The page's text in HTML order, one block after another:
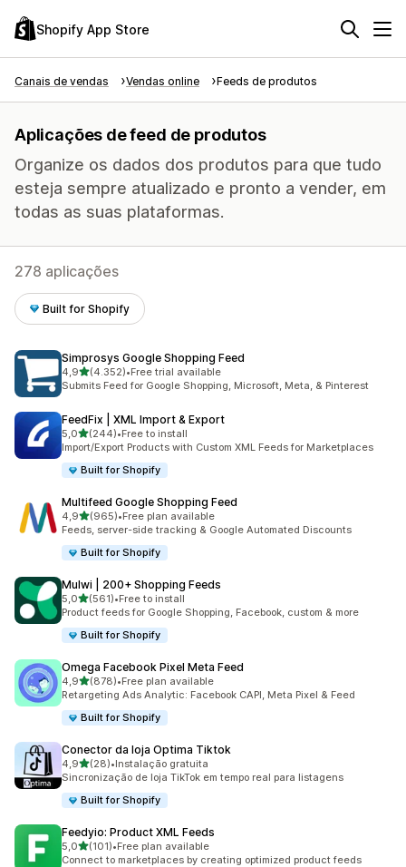
Shopify App Store
Canais de vendas Vendas online Feeds de produtos
Aplicações de feed de produtos
Organize os dados dos produtos para que tudo
esteja sempre atualizado e pronto a vender, em
todas as suas plataformas.
278 aplicações
Built for Shopify
Simprosys Google Shopping Feed
4,9de 5 estrelas
(4.352)
4352 total de avaliações
•Free trial available
Submits Feed for Google Shopping, Microsoft, Meta, & Pinterest
FeedFix | XML Import & Export
5,0de 5 estrelas
(244)
244 total de avaliações
•Free to install
Import/Export Products with Custom XML Feeds for Marketplaces
Built for Shopify
Multifeed Google Shopping Feed
4,9de 5 estrelas
(965)
965 total de avaliações
•Free plan available
Feeds, server-side tracking & Google Automated Discounts
Built for Shopify
Mulwi | 200+ Shopping Feeds
5,0de 5 estrelas
(561)
561 total de avaliações
•Free to install
Product feeds for Google Shopping, Facebook, custom & more
Built for Shopify
Omega Facebook Pixel Meta Feed
4,9de 5 estrelas
(878)
878 total de avaliações
•Free plan available
Retargeting Ads Analytic: Facebook CAPI, Meta Pixel & Feed
Built for Shopify
Conector da loja Optima Tiktok
4,9de 5 estrelas
(28)
28 total de avaliações
•Instalação gratuita
Sincronização de loja TikTok em tempo real para listagens
Built for Shopify
Feedyio: Product XML Feeds
5,0de 5 estrelas
(101)
101 total de avaliações
•Free plan available
Connect to marketplaces by creating optimized product feeds